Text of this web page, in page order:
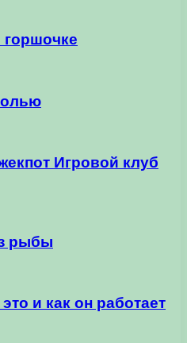
Игровой клуб
рыбы
и как он работает